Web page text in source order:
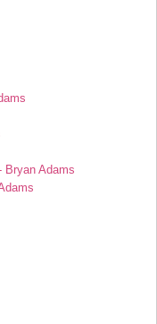
Bryan Adams